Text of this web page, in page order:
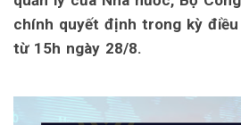
chính quyết định trong kỳ
từ 15h ngày 28/8.